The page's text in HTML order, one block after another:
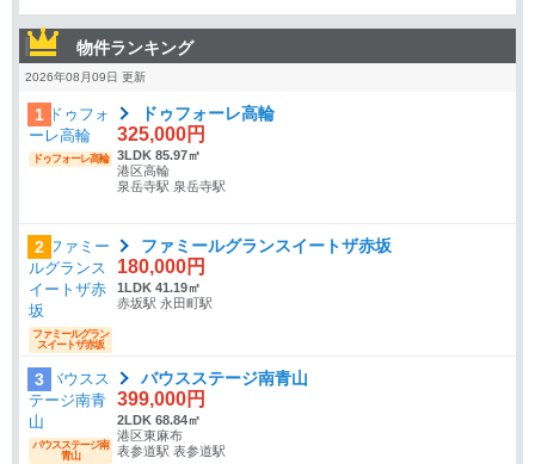
物件ランキング
2026年08月09日 更新
1
ドゥフォーレ高輪
ドゥフォーレ高輪
325,000円
3LDK 85.97㎡
港区高輪
泉岳寺駅 泉岳寺駅
2
ファミールグラン
スイートザ赤坂
ファミールグランスイートザ赤坂
180,000円
1LDK 41.19㎡
赤坂駅 永田町駅
3
バウスステージ南
青山
バウスステージ南青山
399,000円
2LDK 68.84㎡
港区東麻布
表参道駅 表参道駅